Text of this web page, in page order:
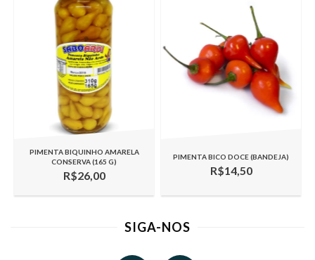
PIMENTA BIQUINHO AMARELA
CONSERVA (165 G)
R$26,00
PIMENTA BICO DOCE (BANDEJA)
R$14,50
SIGA-NOS